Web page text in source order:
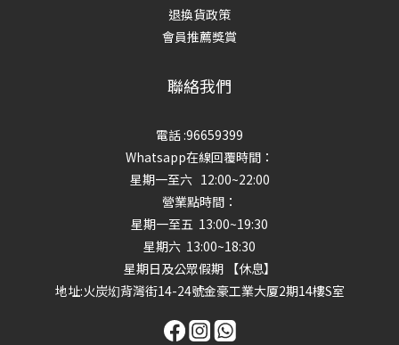
退換貨政策
會員推薦獎賞
聯絡我們
電話 :96659399
Whatsapp在線回覆時間：
星期一至六 12:00~22:00
營業點時間：
星期一至五 13:00~19:30
星期六 13:00~18:30
星期日及公眾假期 【休息】
地址:火炭㘭背灣街14-24號金豪工業大厦2期14樓S室